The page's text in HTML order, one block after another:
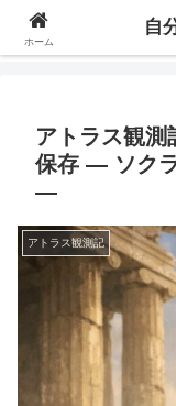
自分の価値を高めるため
アトラス観測
保存 ― ソク
―
アトラス観測記
ホーム
自